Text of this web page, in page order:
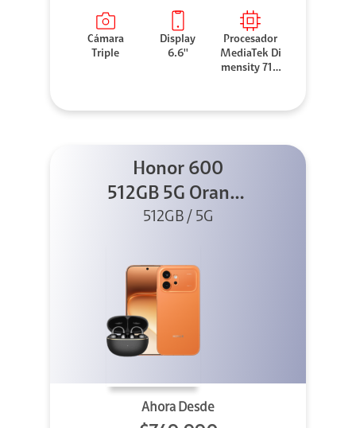
Cámara
Triple
Display
6.6''
Procesador
MediaTek Di
mensity 710
Honor 600
512GB 5G Orange
+ Clip 2
512GB / 5G
Ahora Desde